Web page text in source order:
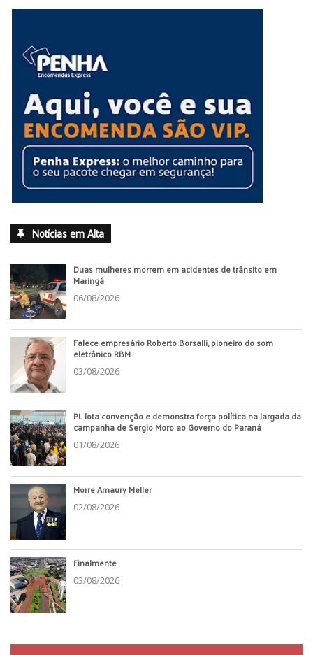
Notícias em Alta
Duas mulheres morrem em acidentes de trânsito em
Maringá
06/08/2026
Falece empresário Roberto Borsalli, pioneiro do som
eletrônico RBM
03/08/2026
PL lota convenção e demonstra força política na largada da
campanha de Sergio Moro ao Governo do Paraná
01/08/2026
Morre Amaury Meller
02/08/2026
Finalmente
03/08/2026